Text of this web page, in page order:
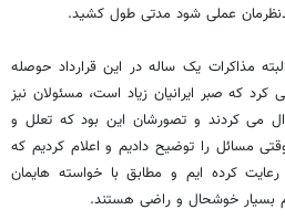
عملی شود مدتی طول کشید.
مذاکرات یک ساله در این قرارداد حوصله
که صبر ایرانیان زیاد است، مسئولان نیز
می کردند و تصورشان این بود که تعلل و
مسائل را توضیح دادیم و اعلام کردیم که
کرده ایم و مطابق با خواسته هایمان
بسیار خوشحال و راضی هستند.